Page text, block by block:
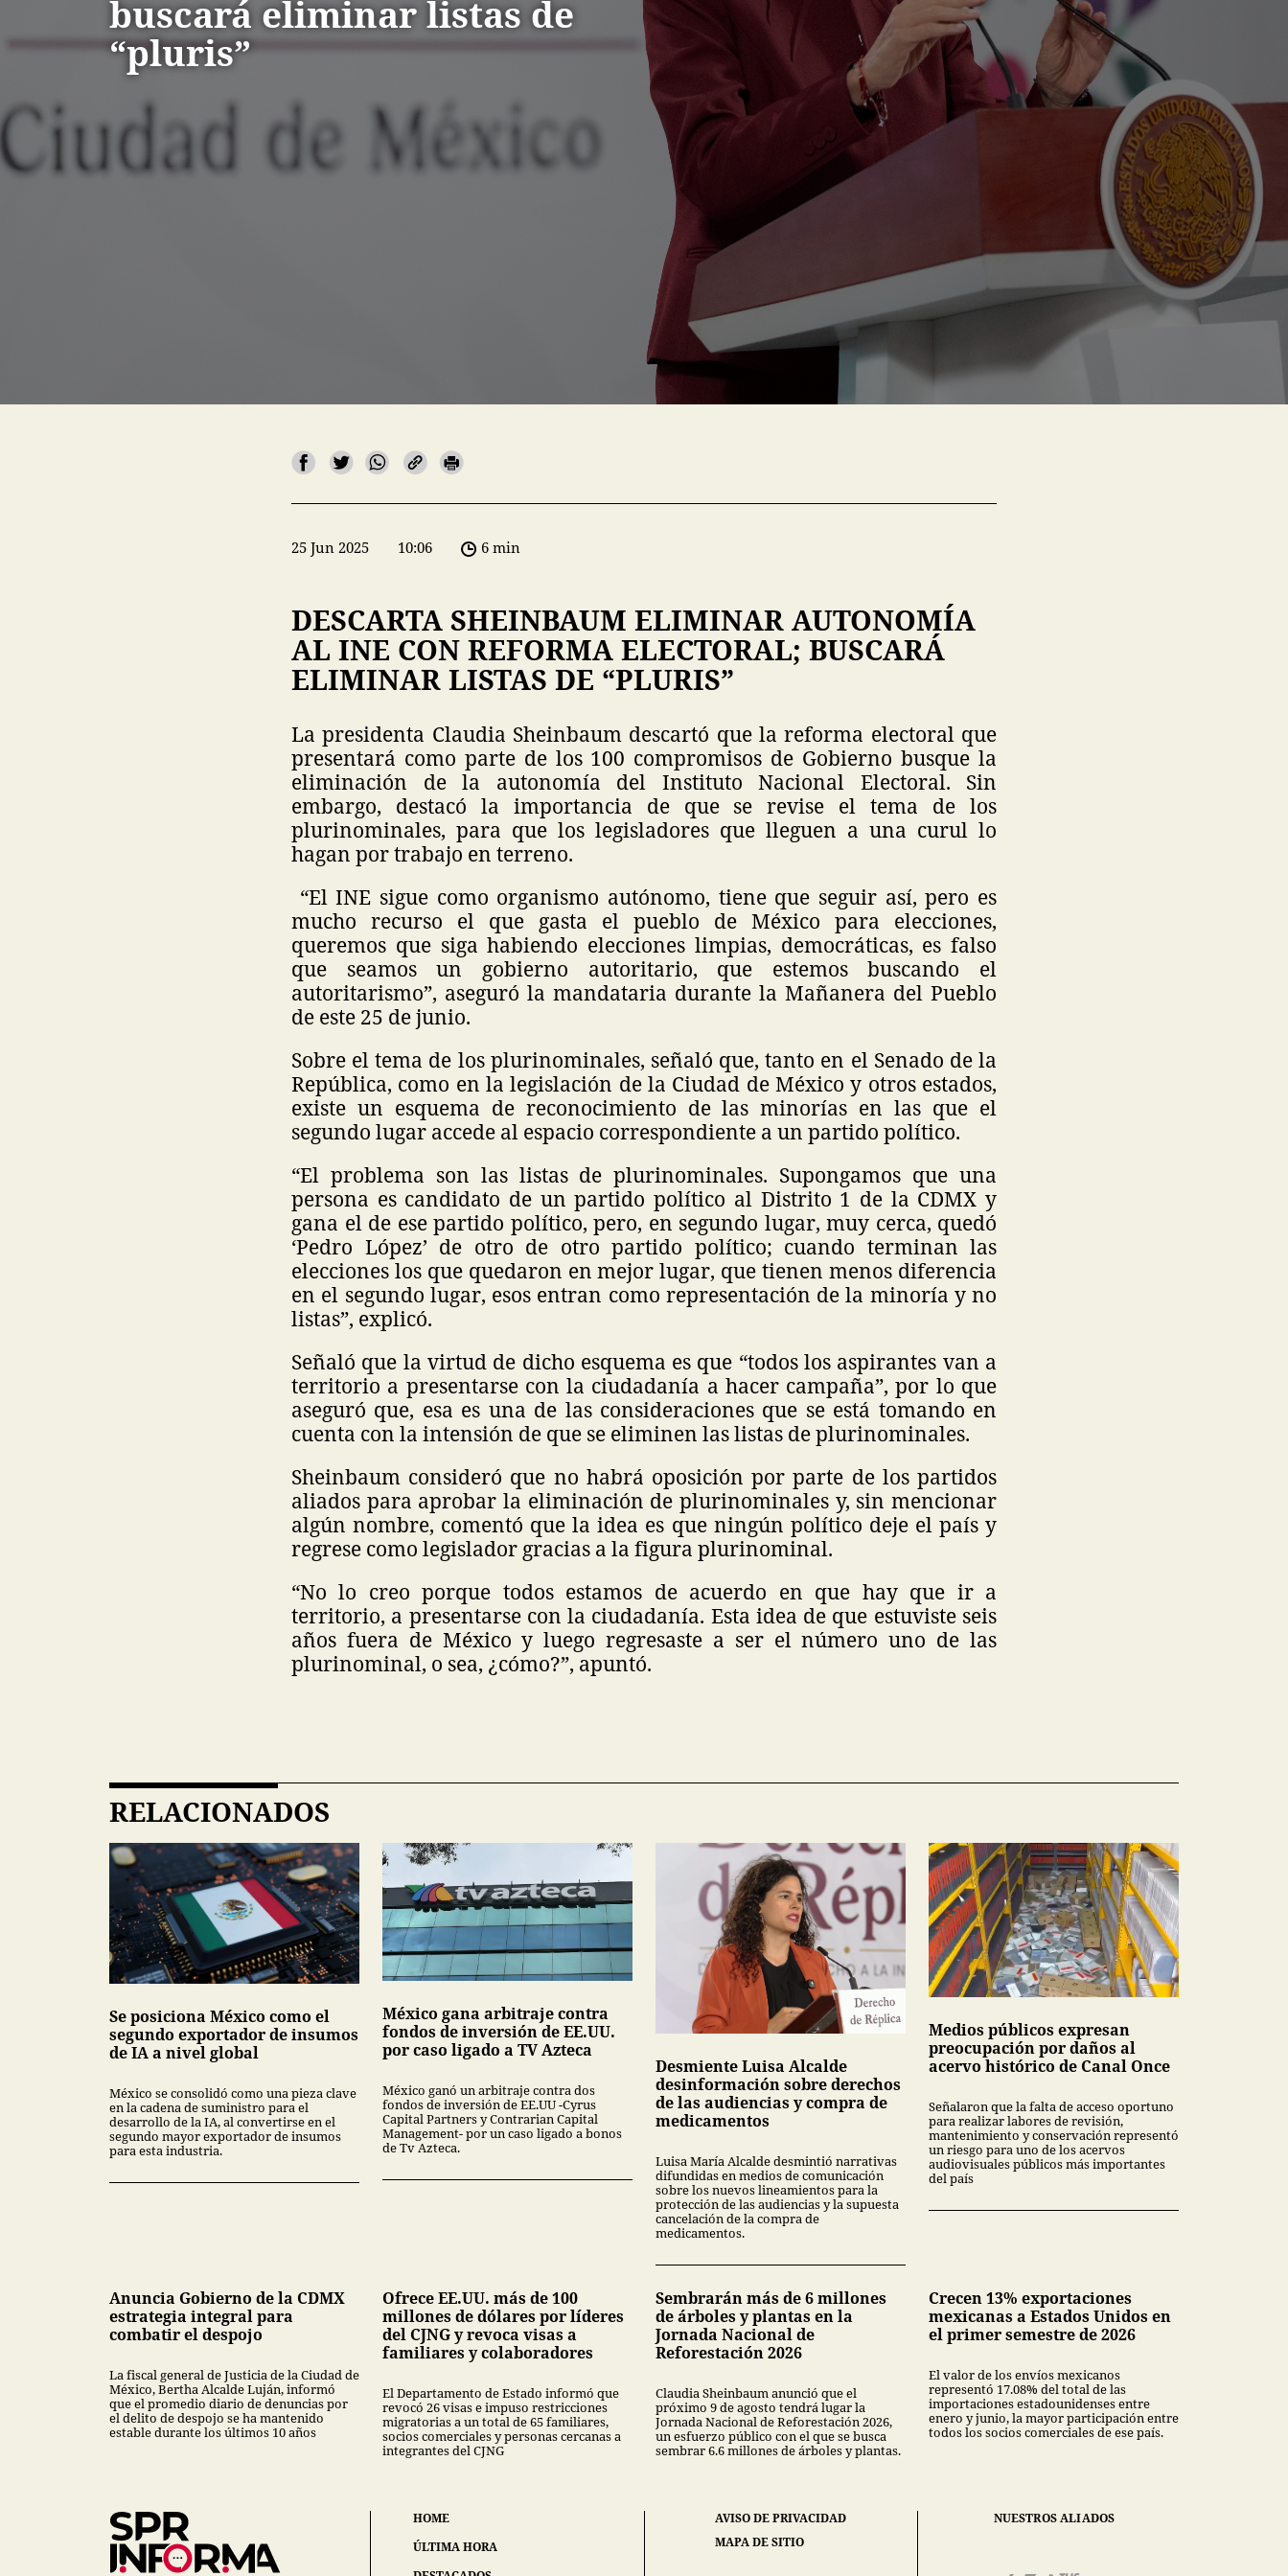
buscará eliminar listas de
“pluris”
25 Jun 2025 10:06 6 min
DESCARTA SHEINBAUM ELIMINAR AUTONOMÍA
AL INE CON REFORMA ELECTORAL; BUSCARÁ
ELIMINAR LISTAS DE “PLURIS”
La presidenta Claudia Sheinbaum descartó que la reforma electoral que
presentará como parte de los 100 compromisos de Gobierno busque la
eliminación de la autonomía del Instituto Nacional Electoral. Sin
embargo, destacó la importancia de que se revise el tema de los
plurinominales, para que los legisladores que lleguen a una curul lo
hagan por trabajo en terreno.
“El INE sigue como organismo autónomo, tiene que seguir así, pero es
mucho recurso el que gasta el pueblo de México para elecciones,
queremos que siga habiendo elecciones limpias, democráticas, es falso
que seamos un gobierno autoritario, que estemos buscando el
autoritarismo”, aseguró la mandataria durante la Mañanera del Pueblo
de este 25 de junio.
Sobre el tema de los plurinominales, señaló que, tanto en el Senado de la
República, como en la legislación de la Ciudad de México y otros estados,
existe un esquema de reconocimiento de las minorías en las que el
segundo lugar accede al espacio correspondiente a un partido político.
“El problema son las listas de plurinominales. Supongamos que una
persona es candidato de un partido político al Distrito 1 de la CDMX y
gana el de ese partido político, pero, en segundo lugar, muy cerca, quedó
‘Pedro López’ de otro de otro partido político; cuando terminan las
elecciones los que quedaron en mejor lugar, que tienen menos diferencia
en el segundo lugar, esos entran como representación de la minoría y no
listas”, explicó.
Señaló que la virtud de dicho esquema es que “todos los aspirantes van a
territorio a presentarse con la ciudadanía a hacer campaña”, por lo que
aseguró que, esa es una de las consideraciones que se está tomando en
cuenta con la intensión de que se eliminen las listas de plurinominales.
Sheinbaum consideró que no habrá oposición por parte de los partidos
aliados para aprobar la eliminación de plurinominales y, sin mencionar
algún nombre, comentó que la idea es que ningún político deje el país y
regrese como legislador gracias a la figura plurinominal.
“No lo creo porque todos estamos de acuerdo en que hay que ir a
territorio, a presentarse con la ciudadanía. Esta idea de que estuviste seis
años fuera de México y luego regresaste a ser el número uno de las
plurinominal, o sea, ¿cómo?”, apuntó.
RELACIONADOS
Se posiciona México como el
segundo exportador de insumos
de IA a nivel global
México se consolidó como una pieza clave
en la cadena de suministro para el
desarrollo de la IA, al convertirse en el
segundo mayor exportador de insumos
para esta industria.
México gana arbitraje contra
fondos de inversión de EE.UU.
por caso ligado a TV Azteca
México ganó un arbitraje contra dos
fondos de inversión de EE.UU -Cyrus
Capital Partners y Contrarian Capital
Management- por un caso ligado a bonos
de Tv Azteca.
Desmiente Luisa Alcalde
desinformación sobre derechos
de las audiencias y compra de
medicamentos
Luisa María Alcalde desmintió narrativas
difundidas en medios de comunicación
sobre los nuevos lineamientos para la
protección de las audiencias y la supuesta
cancelación de la compra de
medicamentos.
Medios públicos expresan
preocupación por daños al
acervo histórico de Canal Once
Señalaron que la falta de acceso oportuno
para realizar labores de revisión,
mantenimiento y conservación representó
un riesgo para uno de los acervos
audiovisuales públicos más importantes
del país
Anuncia Gobierno de la CDMX
estrategia integral para
combatir el despojo
La fiscal general de Justicia de la Ciudad de
México, Bertha Alcalde Luján, informó
que el promedio diario de denuncias por
el delito de despojo se ha mantenido
estable durante los últimos 10 años
Ofrece EE.UU. más de 100
millones de dólares por líderes
del CJNG y revoca visas a
familiares y colaboradores
El Departamento de Estado informó que
revocó 26 visas e impuso restricciones
migratorias a un total de 65 familiares,
socios comerciales y personas cercanas a
integrantes del CJNG
Sembrarán más de 6 millones
de árboles y plantas en la
Jornada Nacional de
Reforestación 2026
Claudia Sheinbaum anunció que el
próximo 9 de agosto tendrá lugar la
Jornada Nacional de Reforestación 2026,
un esfuerzo público con el que se busca
sembrar 6.6 millones de árboles y plantas.
Crecen 13% exportaciones
mexicanas a Estados Unidos en
el primer semestre de 2026
El valor de los envíos mexicanos
representó 17.08% del total de las
importaciones estadounidenses entre
enero y junio, la mayor participación entre
todos los socios comerciales de ese país.
HOME
ÚLTIMA HORA
AVISO DE PRIVACIDAD
MAPA DE SITIO
NUESTROS ALIADOS